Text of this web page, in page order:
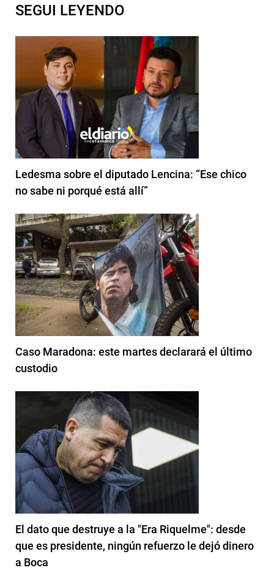
SEGUI LEYENDO
Ledesma sobre el diputado Lencina: “Ese chico
no sabe ni porqué está allí”
Caso Maradona: este martes declarará el último
custodio
El dato que destruye a la "Era Riquelme": desde
que es presidente, ningún refuerzo le dejó dinero
a Boca